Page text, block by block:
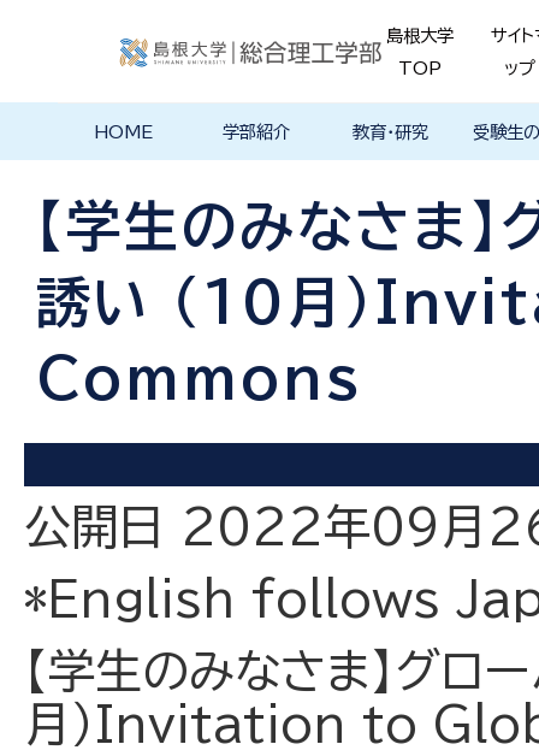
島根大学
TOP
サイト
ップ
HOME 学部紹介
つ
基本ポリシー
イン学科
工学科
教育・研究
プログラム
ス
ログラム
貫プログ
キュラム
データベ
受験生
ース紹介
Movie
【学生のみなさま
誘い （10月）
Commons
公開日 2022年09月
*English follows
【学生のみなさま】グロ
月）Invitation to